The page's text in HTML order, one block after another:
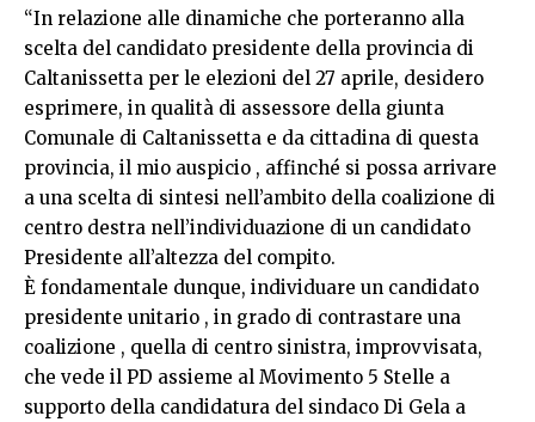
“In relazione alle dinamiche che porteranno alla
scelta del candidato presidente della provincia di
Caltanissetta per le elezioni del 27 aprile, desidero
esprimere, in qualità di assessore della giunta
Comunale di Caltanissetta e da cittadina di questa
provincia, il mio auspicio , affinché si possa arrivare
a una scelta di sintesi nell’ambito della coalizione di
centro destra nell’individuazione di un candidato
Presidente all’altezza del compito.
È fondamentale dunque, individuare un candidato
presidente unitario , in grado di contrastare una
coalizione , quella di centro sinistra, improvvisata,
che vede il PD assieme al Movimento 5 Stelle a
supporto della candidatura del sindaco Di Gela a